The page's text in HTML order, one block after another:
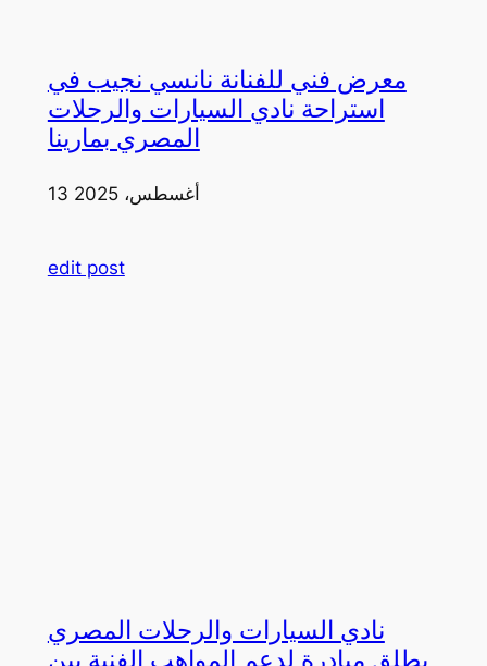
معرض فني للفنانة نانسي نجيب في
استراحة نادي السيارات والرحلات
المصري بمارينا
13 أغسطس، 2025
edit post
نادي السيارات والرحلات المصري